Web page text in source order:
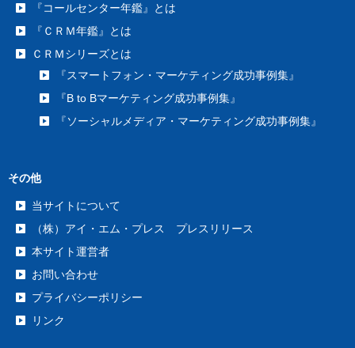
『コールセンター年鑑』とは
『ＣＲＭ年鑑』とは
ＣＲＭシリーズとは
『スマートフォン・マーケティング成功事例集』
『B to Bマーケティング成功事例集』
『ソーシャルメディア・マーケティング成功事例集』
その他
当サイトについて
（株）アイ・エム・プレス プレスリリース
本サイト運営者
お問い合わせ
プライバシーポリシー
リンク